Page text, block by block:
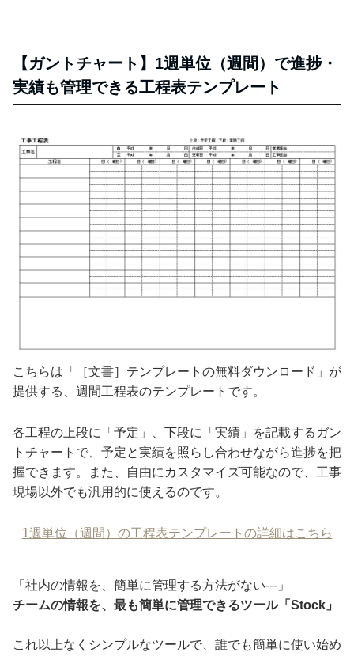
【ガントチャート】1週単位（週間）で進捗・
実績も管理できる工程表テンプレート
こちらは「［文書］テンプレートの無料ダウンロード」が
提供する、週間工程表のテンプレートです。
各工程の上段に「予定」、下段に「実績」を記載するガン
トチャートで、予定と実績を照らし合わせながら進捗を把
握できます。また、自由にカスタマイズ可能なので、工事
現場以外でも汎用的に使えるのです。
1週単位（週間）の工程表テンプレートの詳細はこちら
「社内の情報を、簡単に管理する方法がない---」
チームの情報を、最も簡単に管理できるツール「Stock」
これ以上なくシンプルなツールで、誰でも簡単に使い始め